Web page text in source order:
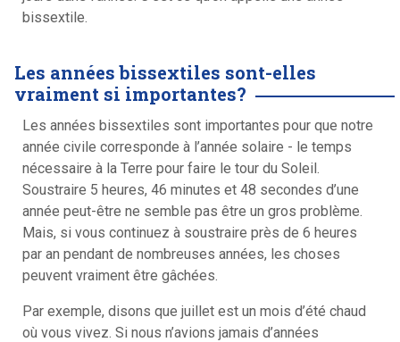
bissextile.
Les années bissextiles sont-elles
vraiment si importantes?
Les années bissextiles sont importantes pour que notre
année civile corresponde à l’année solaire - le temps
nécessaire à la Terre pour faire le tour du Soleil.
Soustraire 5 heures, 46 minutes et 48 secondes d’une
année peut-être ne semble pas être un gros problème.
Mais, si vous continuez à soustraire près de 6 heures
par an pendant de nombreuses années, les choses
peuvent vraiment être gâchées.
Par exemple, disons que juillet est un mois d’été chaud
où vous vivez. Si nous n’avions jamais d’années